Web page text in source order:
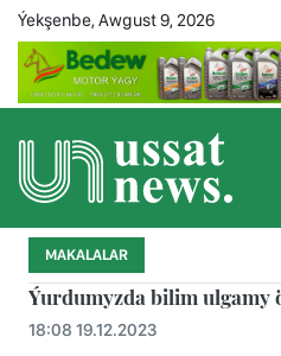
Ýekşenbe, Awgust 9, 2026
MAKALALAR
Ýurdumyzda bilim ulgamy
18:08 19.12.2023